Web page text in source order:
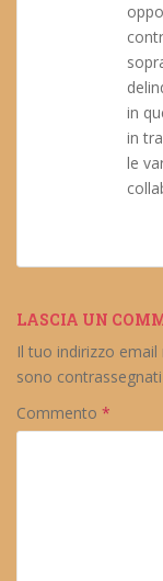
in
in
le
LASCIA UN
Il tuo indirizzo
sono contrassegnati
Commento *